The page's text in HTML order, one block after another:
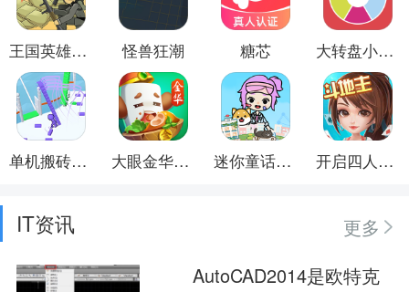
王国英雄战争 怪兽狂潮 糖芯 大转盘小决定
单机搬砖叠叠乐3D 大眼金华麻将 迷你童话王国 开启四人斗地主
IT资讯
更多
AutoCAD2014是欧特克